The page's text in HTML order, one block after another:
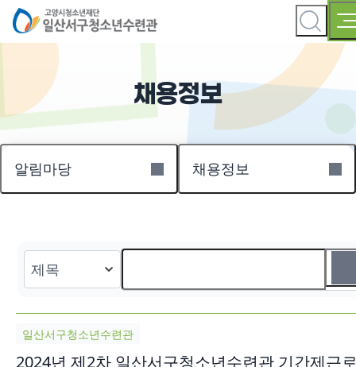
채용정보
알림마당 채용정보
일산서구청소년수련관
2024년 제2차 일산서구청소년수련관 기간제근